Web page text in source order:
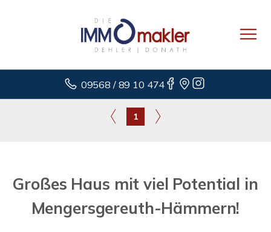
09568 / 89 10 474
1
Großes Haus mit viel Potential in
Mengersgereuth-Hämmern!